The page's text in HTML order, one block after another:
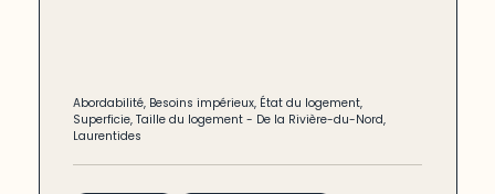
Abordabilité, Besoins impérieux, État du logement,
Superficie,Taille du logement - De la Rivière-du-Nord,
Laurentides